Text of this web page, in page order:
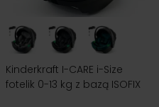
Kinderkraft I-CARE i-Size
fotelik 0-13 kg z bazą ISOFIX